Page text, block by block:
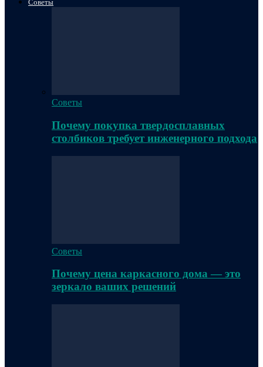
Советы
Советы
Почему покупка твердосплавных
столбиков требует инженерного подхода
Советы
Почему цена каркасного дома — это
зеркало ваших решений